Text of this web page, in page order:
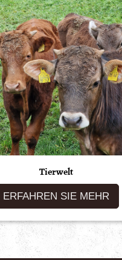
Tierwelt
ERFAHREN SIE MEHR